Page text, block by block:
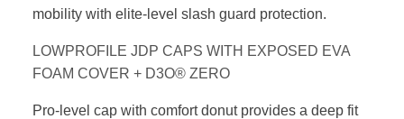
mobility with elite-level slash guard protection.
LOWPROFILE JDP CAPS WITH EXPOSED EVA
FOAM COVER + D3O® ZERO
Pro-level cap with comfort donut provides a deep fit